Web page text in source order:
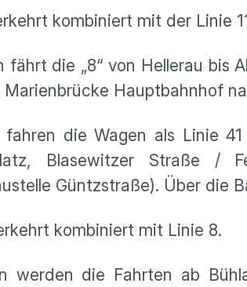
kombiniert mit der Linie
fährt die „8“ von Hellerau bis
Hauptbahnhof
fahren die Wagen als Linie
Blasewitzer Straße /
Güntzstraße). Über die
kombiniert mit Linie 8.
werden die Fahrten ab